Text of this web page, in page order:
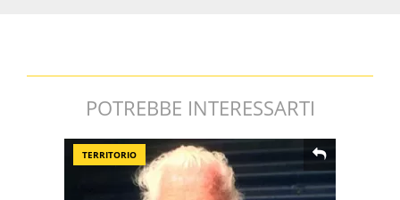
POTREBBE INTERESSARTI
TERRITORIO